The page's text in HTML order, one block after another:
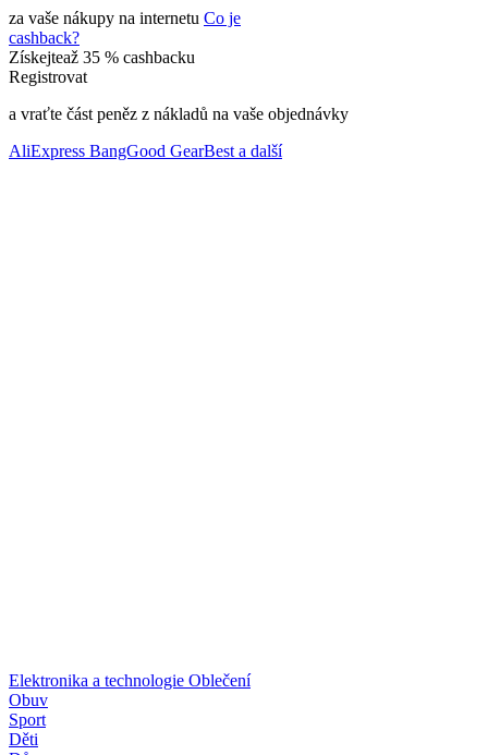
za vaše nákupy na internetu Co je
cashback?
Získejteaž 35 % cashbacku
Registrovat
a vraťte část peněz z nákladů na vaše objednávky
AliExpress BangGood GearBest a další
Elektronika a technologie Oblečení
Obuv
Sport
Děti